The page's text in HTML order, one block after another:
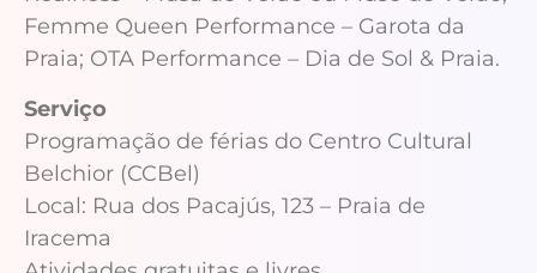
Femme Queen Performance – Garota da
Praia; OTA Performance – Dia de Sol & Praia.
Serviço
Programação de férias do Centro Cultural
Belchior (CCBel)
Local: Rua dos Pacajús, 123 – Praia de
Iracema